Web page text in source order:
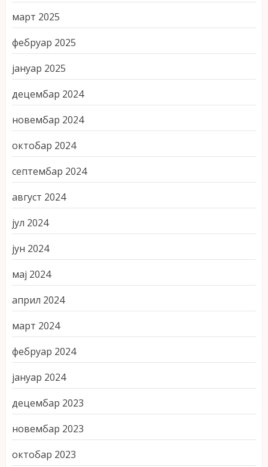
март 2025
фебруар 2025
јануар 2025
децембар 2024
новембар 2024
октобар 2024
септембар 2024
август 2024
јул 2024
јун 2024
мај 2024
април 2024
март 2024
фебруар 2024
јануар 2024
децембар 2023
новембар 2023
октобар 2023